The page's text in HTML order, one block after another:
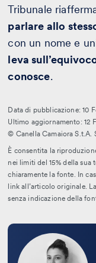
Tribunale
parlare allo
con un nome e
leva
conosce.
Data di pubblicazione: 10
Ultimo aggiornamento: 12
© Canella Camaiora S.t.A.
È consentita la
nei limiti del 15% della
chiaramente la fonte. In
link all’articolo originale.
senza indicazione della
Leggi
bio